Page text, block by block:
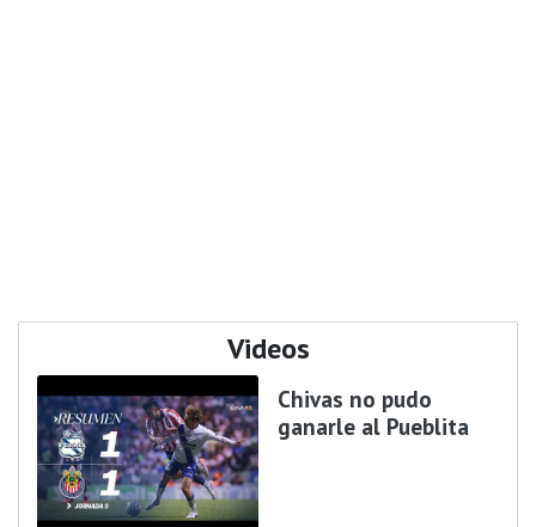
Videos
Chivas no pudo
ganarle al Pueblita